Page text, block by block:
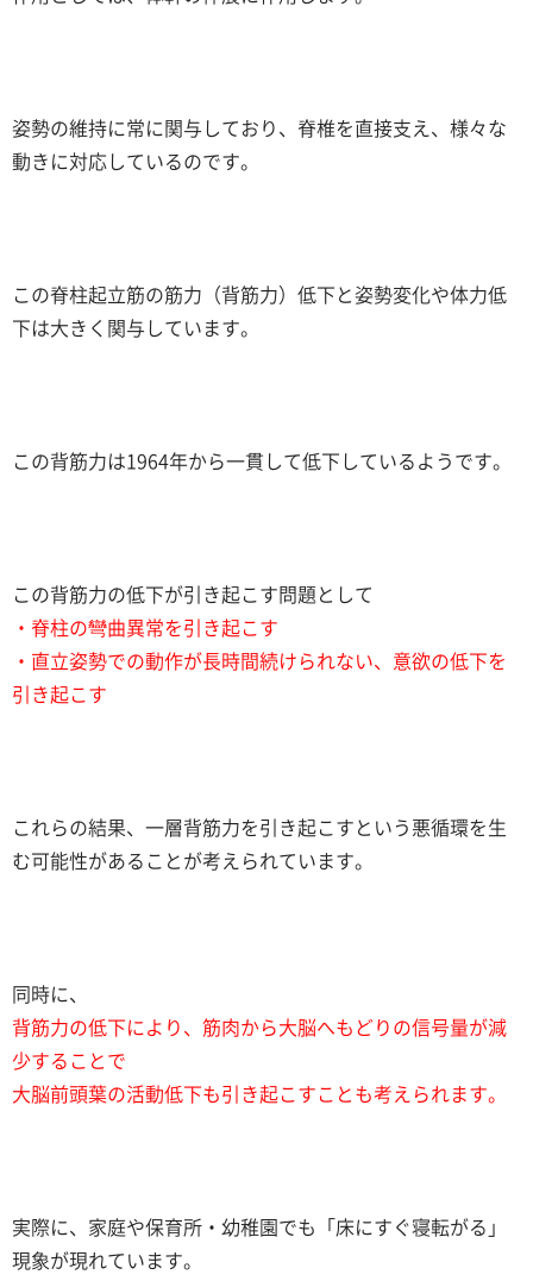
姿勢の維持に常に関与しており、脊椎を直接支え、様々な
動きに対応しているのです。
この脊柱起立筋の筋力（背筋力）低下と姿勢変化や体力低
下は大きく関与しています。
この背筋力は1964年から一貫して低下しているようです。
この背筋力の低下が引き起こす問題として
・脊柱の彎曲異常を引き起こす
・直立姿勢での動作が長時間続けられない、意欲の低下を
引き起こす
これらの結果、一層背筋力を引き起こすという悪循環を生
む可能性があることが考えられています。
同時に、
背筋力の低下により、筋肉から大脳へもどりの信号量が減
少することで
大脳前頭葉の活動低下も引き起こすことも考えられます。
実際に、家庭や保育所・幼稚園でも「床にすぐ寝転がる」
現象が現れています。